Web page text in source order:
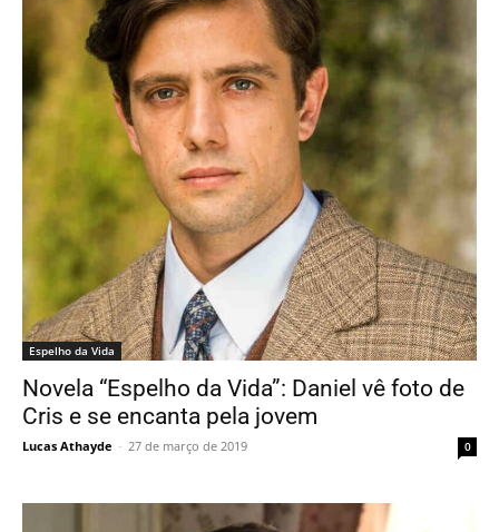
Espelho da Vida
Novela “Espelho da Vida”: Daniel vê foto de
Cris e se encanta pela jovem
Lucas Athayde - 27 de março de 2019 0